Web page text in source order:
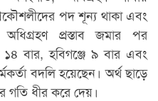
পদ শূন্য থাকা এবং
প্রস্তাব জমার পর
১৪ বার, হবিগঞ্জে ৯ বার এবং
বদলি হয়েছেন। অর্থ ছাড়ে
গতি ধীর করে দেয়।